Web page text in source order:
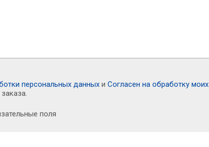
персональных данных и Согласен на обработку моих
поля